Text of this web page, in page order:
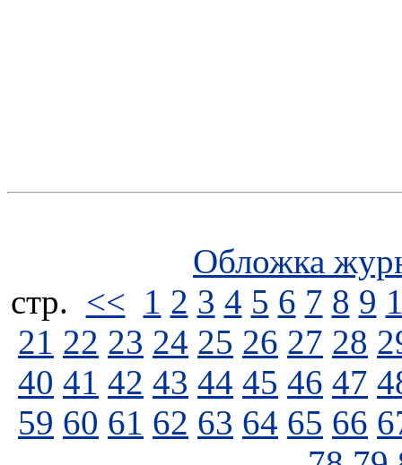
Обложка
стp. << 1 2 3 4 5 6 7 8 9
21 22 23 24 25 26 27 28
40 41 42 43 44 45 46 47
59 60 61 62 63 64 65 66